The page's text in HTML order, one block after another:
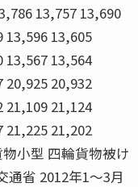
13,757 13,690
13,596 13,605
13,567 13,564
20,925 20,932
21,109 21,124
21,225 21,202
小型 四輪貨物被け
省 2012年1〜3月